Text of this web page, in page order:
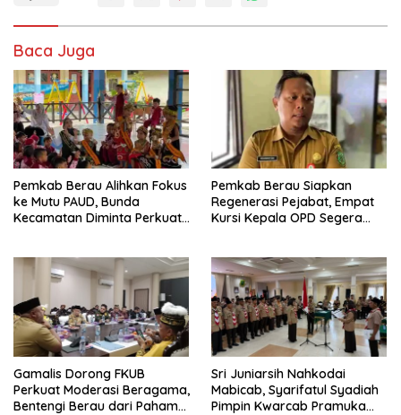
Baca Juga
Pemkab Berau Alihkan Fokus
ke Mutu PAUD, Bunda
Kecamatan Diminta Perkuat
Pemkab Berau Siapkan
Regenerasi Pejabat, Empat
Kursi Kepala OPD Segera
Gamalis Dorong FKUB
Perkuat Moderasi Beragama,
Bentengi Berau dari Paham
Sri Juniarsih Nahkodai
Mabicab, Syarifatul Syadiah
Pimpin Kwarcab Pramuka